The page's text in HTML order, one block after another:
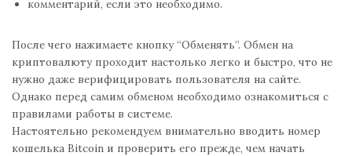
комментарий, если это необходимо.
После чего нажимаете кнопку “Обменять”. Обмен на
криптовалюту проходит настолько легко и быстро, что не
нужно даже верифицировать пользователя на сайте.
Однако перед самим обменом необходимо ознакомиться с
правилами работы в системе.
Настоятельно рекомендуем внимательно вводить номер
кошелька Bitcoin и проверить его прежде, чем начать